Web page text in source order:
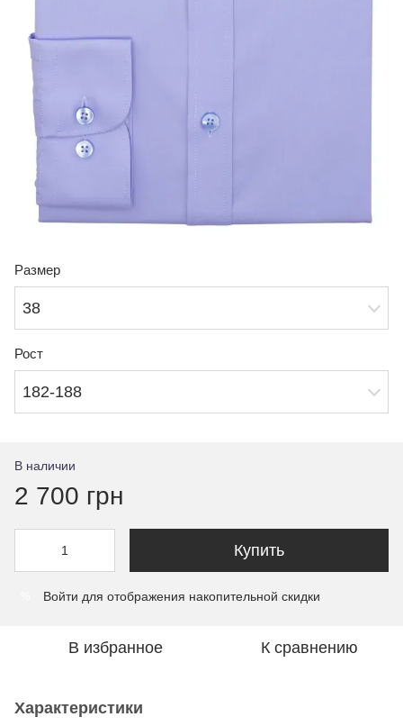
Размер
38
Рост
182-188
В наличии
2 700 грн
Купить
Войти для отображения накопительной скидки
В избранное К сравнению
Характеристики